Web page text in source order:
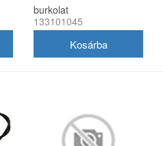
burkolat
133101045